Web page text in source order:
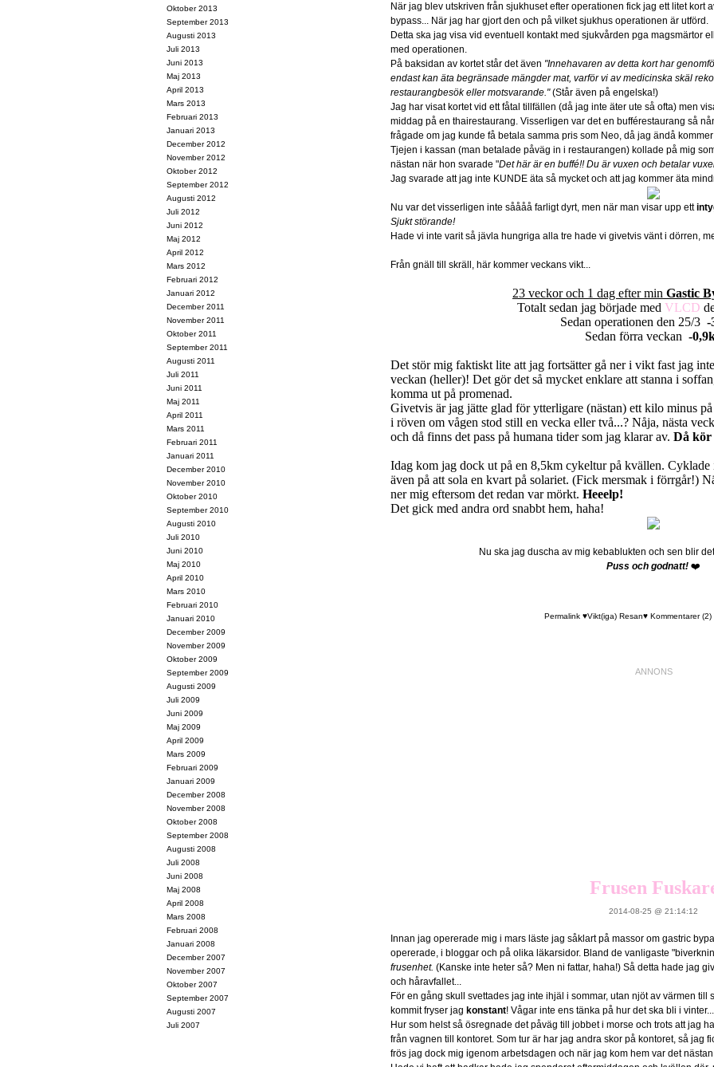
När jag blev utskriven från sjukhuset efter operationen fick jag ett litet kort
bypass... När jag har gjort den och på vilket sjukhus operationen är utförd.
Detta ska jag visa vid eventuell kontakt med sjukvården pga magsmärtor
med operationen.
På baksidan av kortet står det även "Innehavaren av detta kort har
endast kan äta begränsade mängder mat, varför vi av medicinska skäl
restaurangbesök eller motsvarande."(Står även på engelska!)
Jag har visat kortet vid ett fåtal tillfällen (då jag inte äter ute så ofta) men
middag på en thairestaurang. Visserligen var det en bufférestaurang så
frågade om jag kunde få betala samma pris som Neo, då jag ändå
Tjejen i kassan (man betalade påväg in i restaurangen) kollade på mig
nästan när hon svarade "Det här är en buffé!! Du är vuxen och betalar
Jag svarade att jag inte KUNDE äta så mycket och att jag kommer äta
Nu var det visserligen inte såååå farligt dyrt, men när man visar upp ett
Sjukt störande!
Hade vi inte varit så jävla hungriga alla tre hade vi givetvis vänt i dörren,
Från gnäll till skräll, här kommer veckans vikt...
23 veckor och 1 dag efter min Gastic
Totalt sedan jag började med VLCD
Sedan operationen den 25/3 -
Sedan förra veckan -
Det stör mig faktiskt lite att jag fortsätter gå ner i vikt fast jag
veckan (heller)! Det gör det så mycket enklare att stanna i
komma ut på promenad.
Givetvis är jag jätte glad för ytterligare (nästan) ett kilo minus
i röven om vågen stod still en vecka eller två...? Nåja, nästa
och då finns det pass på humana tider som jag klarar av. Då
Idag kom jag dock ut på en 8,5km cykeltur på kvällen.
även på att sola en kvart på solariet. (Fick mersmak i förrgår!)
ner mig eftersom det redan var mörkt. Heeelp!
Det gick med andra ord snabbt hem, haha!
Nu ska jag duscha av mig kebablukten och sen blir
Puss och godnatt! ❤️
Permalink ♥Vikt(iga) Resan♥ Kommentarer (2)
Frusen
2014-08-25 @ 21:14:12
Innan jag opererade mig i mars läste jag såklart på massor om gastric
opererade, i bloggar och på olika läkarsidor. Bland de vanligaste
frusenhet. (Kanske inte heter så? Men ni fattar, haha!) Så detta hade jag
och håravfallet...
För en gång skull svettades jag inte ihjäl i sommar, utan njöt av värmen
kommit fryser jag konstant! Vågar inte ens tänka på hur det ska bli i
Hur som helst så ösregnade det påväg till jobbet i morse och trots att jag
från vagnen till kontoret. Som tur är har jag andra skor på kontoret, så jag
frös jag dock mig igenom arbetsdagen och när jag kom hem var det
Oktober 2013
September 2013
Augusti 2013
Juli 2013
Juni 2013
Maj 2013
April 2013
Mars 2013
Februari 2013
Januari 2013
December 2012
November 2012
Oktober 2012
September 2012
Augusti 2012
Juli 2012
Juni 2012
Maj 2012
April 2012
Mars 2012
Februari 2012
Januari 2012
December 2011
November 2011
Oktober 2011
September 2011
Augusti 2011
Juli 2011
Juni 2011
Maj 2011
April 2011
Mars 2011
Februari 2011
Januari 2011
December 2010
November 2010
Oktober 2010
September 2010
Augusti 2010
Juli 2010
Juni 2010
Maj 2010
April 2010
Mars 2010
Februari 2010
Januari 2010
December 2009
November 2009
Oktober 2009
September 2009
Augusti 2009
Juli 2009
Juni 2009
Maj 2009
April 2009
Mars 2009
Februari 2009
Januari 2009
December 2008
November 2008
Oktober 2008
September 2008
Augusti 2008
Juli 2008
Juni 2008
Maj 2008
April 2008
Mars 2008
Februari 2008
Januari 2008
December 2007
November 2007
Oktober 2007
September 2007
Augusti 2007
Juli 2007